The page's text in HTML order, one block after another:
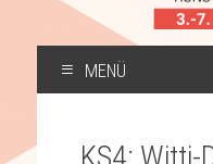
MENÜ
SPRINGEN